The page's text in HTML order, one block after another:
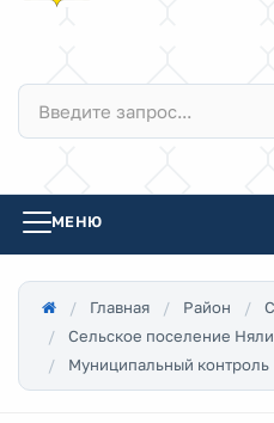
МЕНЮ
Главная Район
Сельское поселение
Муниципальный контроль